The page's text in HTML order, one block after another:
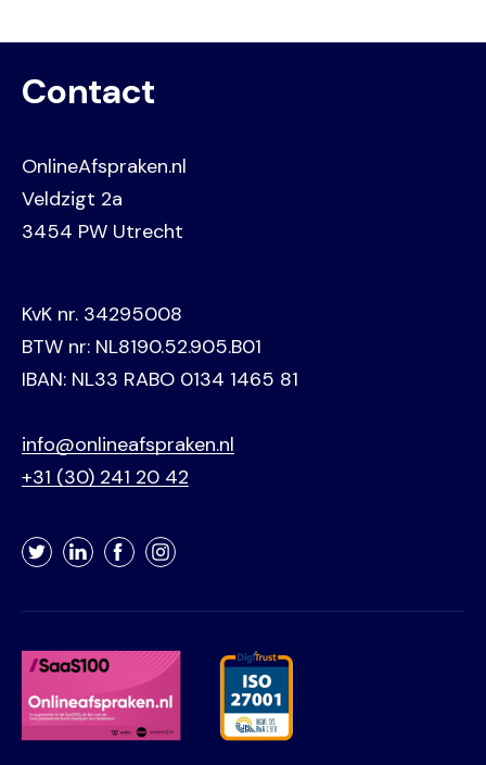
Contact
OnlineAfspraken.nl
Veldzigt 2a
3454 PW Utrecht
KvK nr. 34295008
BTW nr: NL8190.52.905.B01
IBAN: NL33 RABO 0134 1465 81
info@onlineafspraken.nl
+31 (30) 241 20 42
TwitterLinkedInFacebookInstagram